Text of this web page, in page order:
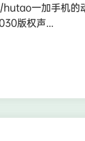
一加手机的
版权声...